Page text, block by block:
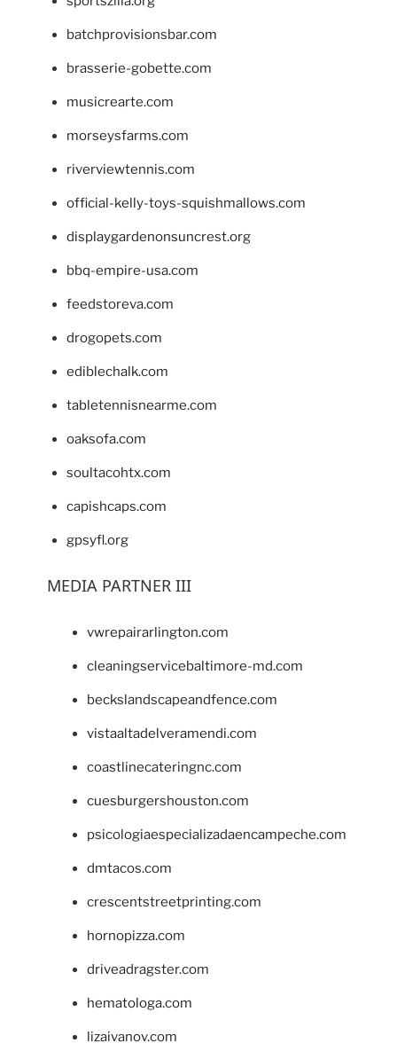
batchprovisionsbar.com
brasserie-gobette.com
musicrearte.com
morseysfarms.com
riverviewtennis.com
official-kelly-toys-squishmallows.com
displaygardenonsuncrest.org
bbq-empire-usa.com
feedstoreva.com
drogopets.com
ediblechalk.com
tabletennisnearme.com
oaksofa.com
soultacohtx.com
capishcaps.com
gpsyfl.org
MEDIA PARTNER III
vwrepairarlington.com
cleaningservicebaltimore-md.com
beckslandscapeandfence.com
vistaaltadelveramendi.com
coastlinecateringnc.com
cuesburgershouston.com
psicologiaespecializadaencampeche.com
dmtacos.com
crescentstreetprinting.com
hornopizza.com
driveadragster.com
hematologa.com
lizaivanov.com